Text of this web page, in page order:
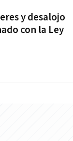
y desalojo
con la Ley